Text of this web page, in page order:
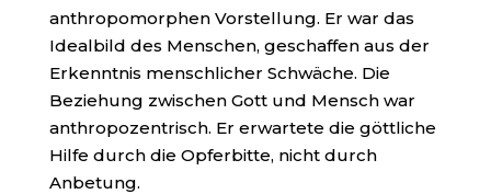
anthropomorphen Vorstellung. Er war das
Idealbild des Menschen, geschaffen aus der
Erkenntnis menschlicher Schwäche. Die
Beziehung zwischen Gott und Mensch war
anthropozentrisch. Er erwartete die göttliche
Hilfe durch die Opferbitte, nicht durch
Anbetung.